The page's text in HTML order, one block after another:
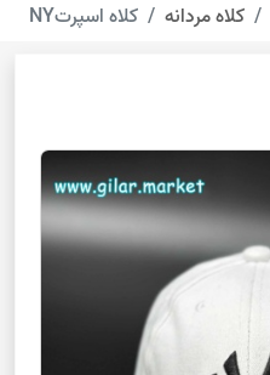
کلاه مردانه کلاه اسپرتNY